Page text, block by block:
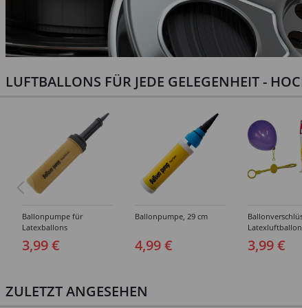
LUFTBALLONS FÜR JEDE GELEGENHEIT -
Ballonpumpe für
Latexballons
3,99 €
Ballonpumpe, 29 cm
4,99 €
Stück
3,99 €
ZULETZT ANGESEHEN